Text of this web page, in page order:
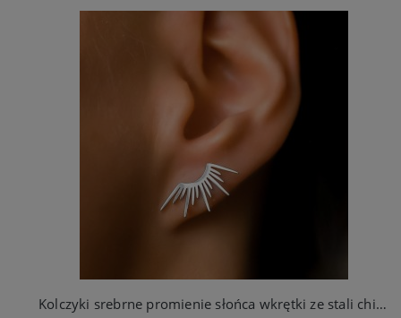
Kolczyki srebrne promienie słońca wkrętki ze stali chirurgicznej